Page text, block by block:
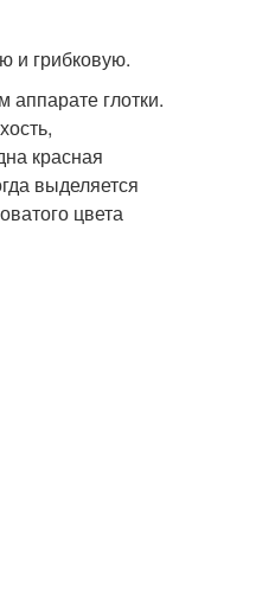
и грибковую.
глотки.
красная
выделяется
цвета